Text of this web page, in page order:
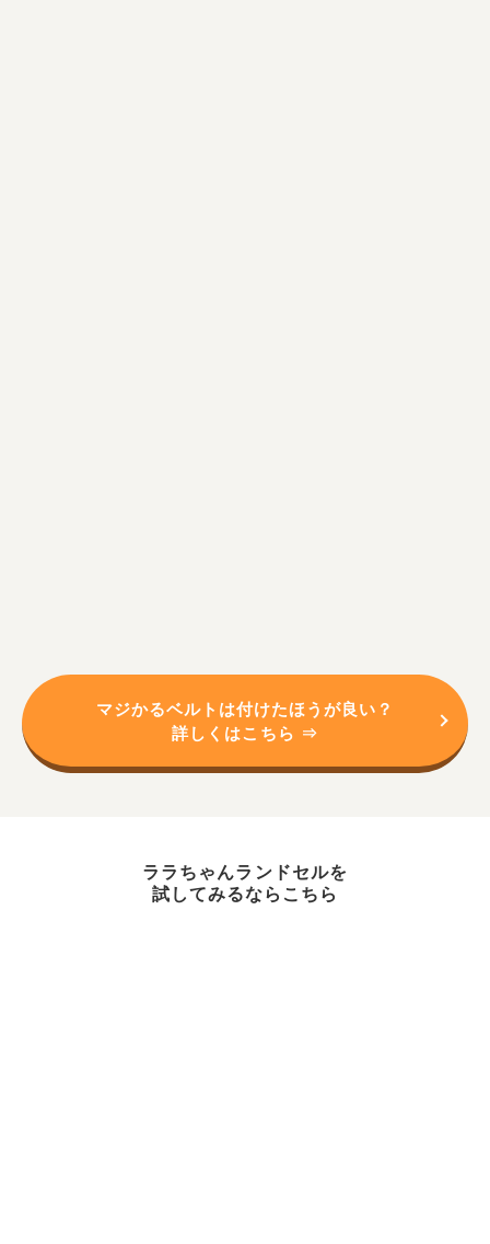
マジかるベルトは付けたほうが良い？
詳しくはこちら ⇒
ララちゃんランドセルを
試してみるならこちら